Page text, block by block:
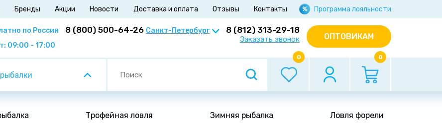
Бренды Акции Новости Доставка и оплата Отзывы Контакты Программа лояльности
по России 8 (800) 500-64-26
09:00 - 17:00
8 (812) 313-29-18
Заказать звонок ОПТОВИКАМ
0 0
Трофейная ловля Зимняя рыбалка Ловля форели